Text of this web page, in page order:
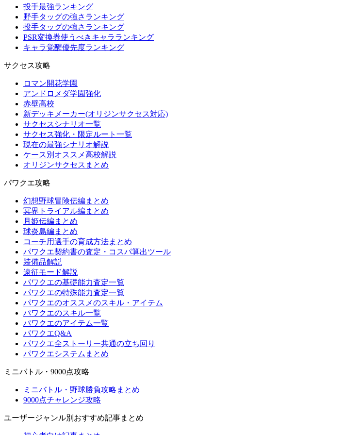
投手最強ランキング
野手タッグの強さランキング
投手タッグの強さランキング
PSR変換券使うべきキャラランキング
キャラ覚醒優先度ランキング
サクセス攻略
ロマン開花学園
アンドロメダ学園強化
赤壁高校
新デッキメーカー(オリジンサクセス対応)
サクセスシナリオ一覧
サクセス強化・限定ルート一覧
現在の最強シナリオ解説
ケース別オススメ高校解説
オリジンサクセスまとめ
パワクエ攻略
幻想野球冒険伝編まとめ
冥界トライアル編まとめ
月姫伝編まとめ
球炎島編まとめ
コーチ用選手の育成方法まとめ
パワクエ契約書の査定・コスパ算出ツール
装備品解説
遠征モード解説
パワクエの基礎能力査定一覧
パワクエの特殊能力査定一覧
パワクエのオススメのスキル・アイテム
パワクエのスキル一覧
パワクエのアイテム一覧
パワクエQ&A
パワクエ全ストーリー共通の立ち回り
パワクエシステムまとめ
ミニバトル・9000点攻略
ミニバトル・野球勝負攻略まとめ
9000点チャレンジ攻略
ユーザージャンル別おすすめ記事まとめ